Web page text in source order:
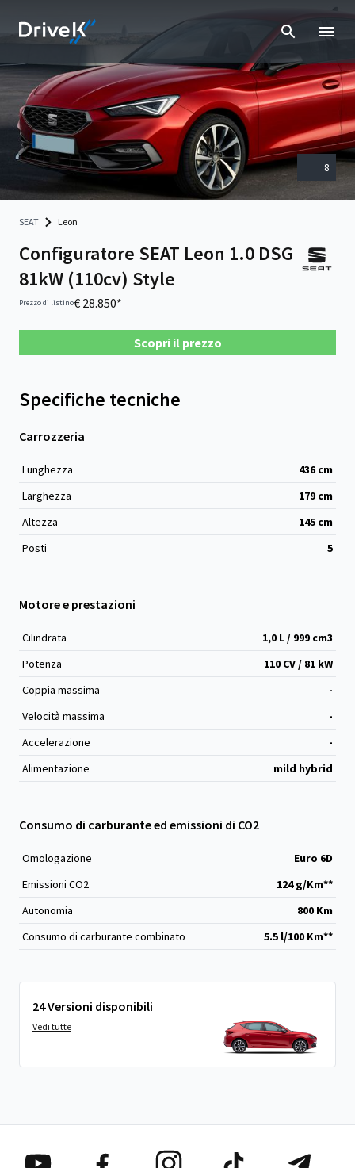
8
SEAT Leon
Configuratore SEAT Leon 1.0 DSG
81kW (110cv) Style
Prezzo di listino€ 28.850*
Scopri il prezzo
Specifiche tecniche
Carrozzeria
Lunghezza 436 cm
Larghezza
179 cm
Altezza
145 cm
Posti
5
Motore e prestazioni
Cilindrata 1,0 L / 999 cm3
Potenza
110 CV / 81 kW
Coppia massima
-
Velocità massima
-
Accelerazione
-
Alimentazione
mild hybrid
Consumo di carburante ed emissioni di CO2
Omologazione
Euro 6D
Emissioni CO2
124 g/Km**
Autonomia
800 Km
Consumo di carburante combinato
5.5 l/100 Km**
24 Versioni disponibili
Vedi tutte